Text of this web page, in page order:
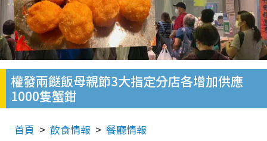
權發兩餸飯母親節3大指定分店各增加供應
1000隻蟹鉗
首頁 飲食情報 餐廳情報